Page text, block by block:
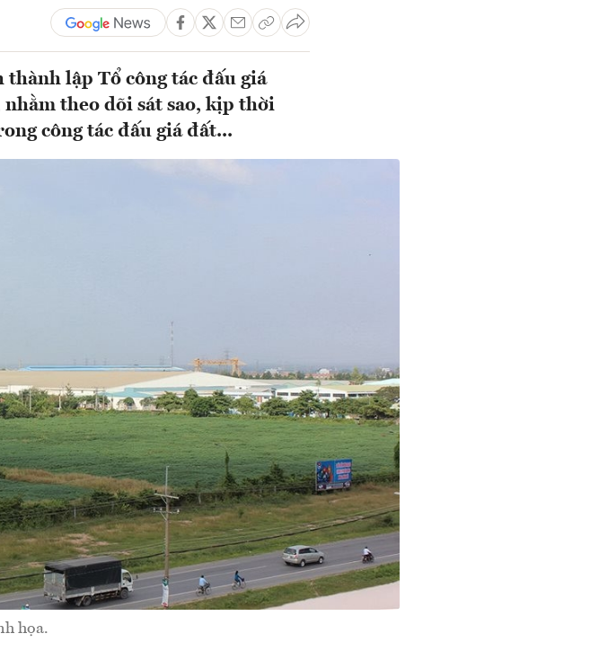
lập Tổ công tác đấu giá
theo dõi sát sao, kịp thời
công tác đấu giá đất...
họa.